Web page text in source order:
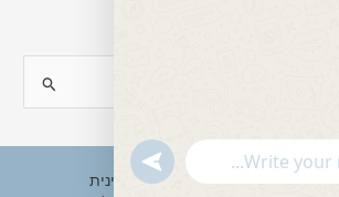
Copyright © 2026 ענבל טננבאום - עו"ס קלינית
undefined